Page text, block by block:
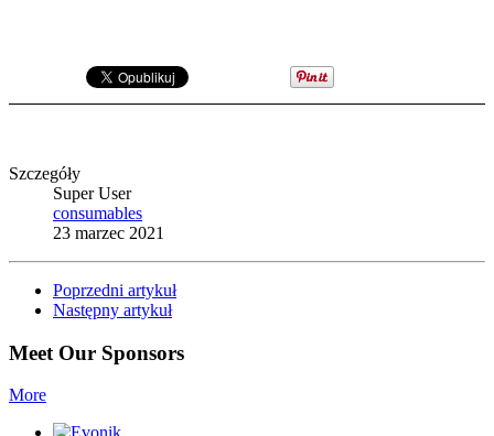
Szczegóły
Super User
consumables
23 marzec 2021
Poprzedni artykuł
Następny artykuł
Meet Our Sponsors
More